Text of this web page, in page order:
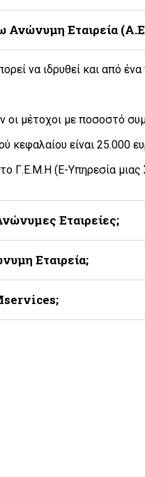
Ανώνυμη Εταιρεία
να ιδρυθεί και από
μέτοχοι με ποσοστό
κεφαλαίου είναι 25.000
Γ.Ε.Μ.Η (Ε-Υπηρεσία μιας
Εταιρείες;
Εταιρεία;